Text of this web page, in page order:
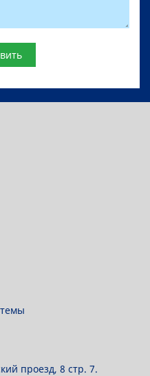
проезд, 8 стр. 7.